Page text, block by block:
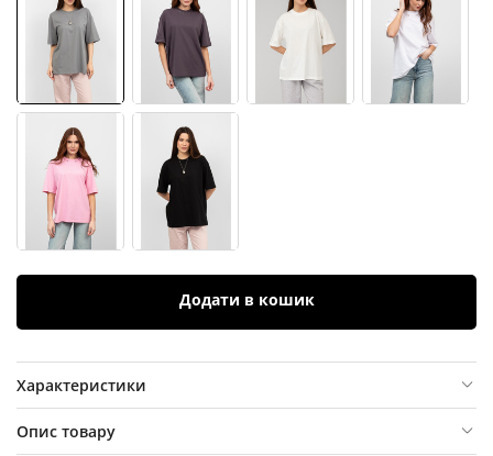
Додати в кошик
Характеристики
Опис товару